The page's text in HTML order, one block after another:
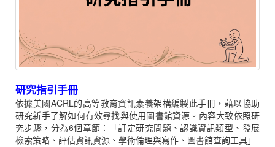
研究指引手冊
依據美國ACRL的高等教育資訊素養架構編製此手冊，藉以協助
研究新手了解如何有效尋找與使用圖書館資源。內容大致依照研
究步驟，分為6個章節：「訂定研究問題、認識資訊類型、發展
檢索策略、評估資訊資源、學術倫理與寫作、圖書館查詢工具」